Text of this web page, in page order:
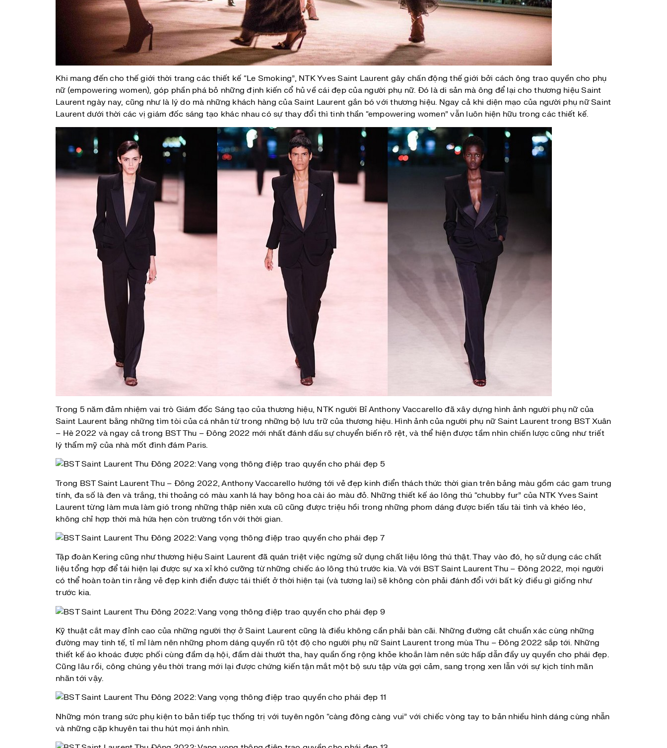
Khi mang đến cho thế giới thời trang các thiết kế “Le Smoking”, NTK Yves Saint Laurent gây chấn động thế giới bởi cách ông trao quyền cho phụ
nữ (empowering women), góp phần phá bỏ những định kiến cổ hủ về cái đẹp của người phụ nữ. Đó là di sản mà ông để lại cho thương hiệu Saint
Laurent ngày nay, cũng như là lý do mà những khách hàng của Saint Laurent gắn bó với thương hiệu. Ngay cả khi diện mạo của người phụ nữ Saint
Laurent dưới thời các vị giám đốc sáng tạo khác nhau có sự thay đổi thì tinh thần “empowering women” vẫn luôn hiện hữu trong các thiết kế.
Trong 5 năm đảm nhiệm vai trò Giám đốc Sáng tạo của thương hiệu, NTK người Bỉ Anthony Vaccarello đã xây dựng hình ảnh người phụ nữ của
Saint Laurent bằng những tìm tòi của cá nhân từ trong những bộ lưu trữ của thương hiệu. Hình ảnh của người phụ nữ Saint Laurent trong BST Xuân
– Hè 2022 và ngay cả trong BST Thu – Đông 2022 mới nhất đánh dấu sự chuyển biến rõ rệt, và thể hiện được tầm nhìn chiến lược cũng như triết
lý thẩm mỹ của nhà mốt đình đám Paris.
Trong BST Saint Laurent Thu – Đông 2022, Anthony Vaccarello hướng tới vẻ đẹp kinh điển thách thức thời gian trên bảng màu gồm các gam trung
tính, đa số là đen và trắng, thi thoảng có màu xanh lá hay bông hoa cài áo màu đỏ. Những thiết kế áo lông thú “chubby fur” của NTK Yves Saint
Laurent từng làm mưa làm gió trong những thập niên xưa cũ cũng được triệu hồi trong những phom dáng được biến tấu tài tình và khéo léo,
không chỉ hợp thời mà hứa hẹn còn trường tồn với thời gian.
Tập đoàn Kering cũng như thương hiệu Saint Laurent đã quán triệt việc ngừng sử dụng chất liệu lông thú thật. Thay vào đó, họ sử dụng các chất
liệu tổng hợp để tái hiện lại được sự xa xỉ khó cưỡng từ những chiếc áo lông thú trước kia. Và với BST Saint Laurent Thu – Đông 2022, mọi người
có thể hoàn toàn tin rằng vẻ đẹp kinh điển được tái thiết ở thời hiện tại (và tương lai) sẽ không còn phải đánh đổi với bất kỳ điều gì giống như
trước kia.
Kỹ thuật cắt may đỉnh cao của những người thợ ở Saint Laurent cũng là điều không cần phải bàn cãi. Những đường cắt chuẩn xác cùng những
đường may tinh tế, tỉ mỉ làm nên những phom dáng quyến rũ tột độ cho người phụ nữ Saint Laurent trong mùa Thu – Đông 2022 sắp tới. Những
thiết kế áo khoác được phối cùng đầm dạ hội, đầm dài thướt tha, hay quần ống rộng khỏe khoắn làm nên sức hấp dẫn đầy uy quyền cho phái đẹp.
Cũng lâu rồi, công chúng yêu thời trang mới lại được chứng kiến tận mắt một bộ sưu tập vừa gợi cảm, sang trọng xen lẫn với sự kịch tính mãn
nhãn tới vậy.
Những món trang sức phụ kiện to bản tiếp tục thống trị với tuyên ngôn “càng đông càng vui” với chiếc vòng tay to bản nhiều hình dáng cùng nhẫn
và những cặp khuyên tai thu hút mọi ánh nhìn.